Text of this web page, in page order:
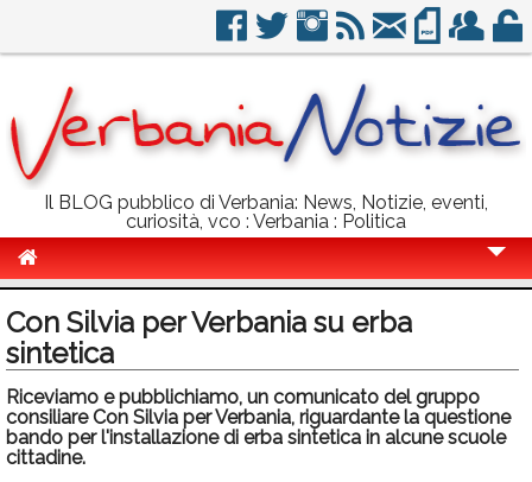
Il BLOG pubblico di Verbania: News, Notizie, eventi,
curiosità, vco : Verbania : Politica
Politica
Sport
Eventi
Con Silvia per Verbania su erba
sintetica
Riceviamo e pubblichiamo, un comunicato del gruppo
consiliare Con Silvia per Verbania, riguardante la questione
bando per l'installazione di erba sintetica in alcune scuole
cittadine.